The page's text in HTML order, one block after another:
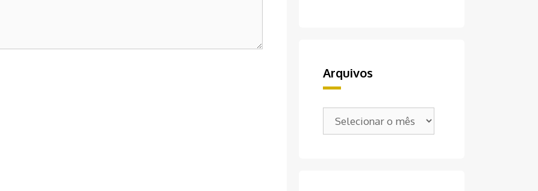
Arquivos